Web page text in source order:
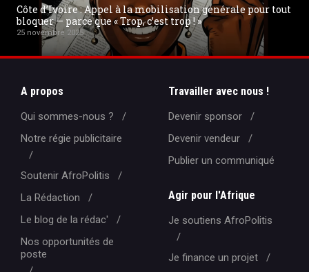
Côte d’Ivoire : Appel à la mobilisation générale pour tout
bloquer — parce que « Trop, c’est trop ! »
25 novembre 2025
A propos
Qui sommes-nous ?
Notre régie publicitaire
Soutenir AfroPolitis
La Rédaction
Le blog de la rédac'
Nos opportunités de
poste
Travailler avec nous !
Devenir sponsor
Devenir vendeur
Publier un communiqué
Agir pour l'Afrique
Je soutiens AfroPolitis
Je finance un projet